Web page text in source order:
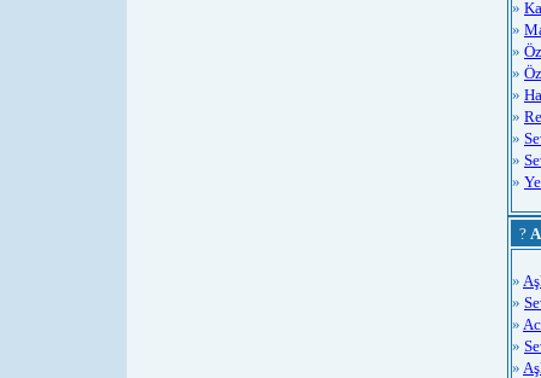
»
»
»
»
»
»
»
»
»
?
»
»
»
»
»